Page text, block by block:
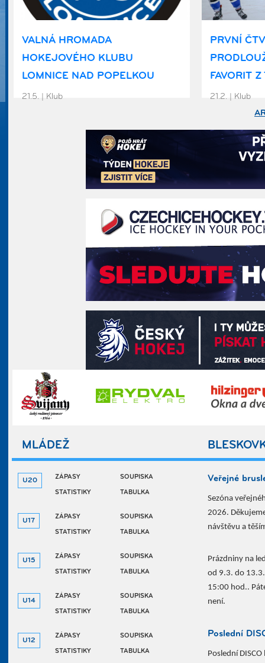
VALNÁ HROMADA
HOKEJOVÉHO KLUBU
LOMNICE NAD POPELKOU
21.5. | Klub
PRVNÍ
FAVORIT
21.2. | Klub
MLÁDEŽ
U20
U17
U15
U14
U12
ZÁPASY SOUPISKA
STATISTIKY TABULKA
ZÁPASY SOUPISKA
STATISTIKY TABULKA
ZÁPASY SOUPISKA
STATISTIKY TABULKA
ZÁPASY SOUPISKA
STATISTIKY TABULKA
ZÁPASY SOUPISKA
STATISTIKY TABULKA
Veřejné
Sezóna
2026.
návštěvu a
Prázdniny na
od 9.3. do
15:00 hod..
není.
Poslední
Poslední